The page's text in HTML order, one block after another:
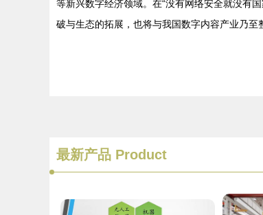
等新兴数字经济领域。在“没有网络安全就没有
破与生态的拓展，也将与我国数字内容产业乃至
最新产品 Product